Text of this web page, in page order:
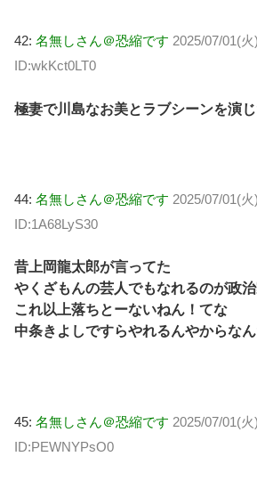
42: 名無しさん＠恐縮です 2025/07/01(
ID:wkKct0LT0
極妻で川島なお美とラブシーンを演
44: 名無しさん＠恐縮です 2025/07/01(
ID:1A68LyS30
昔上岡龍太郎が言ってた
やくざもんの芸人でもなれるのが政
これ以上落ちとーないねん！てな
中条きよしですらやれるんやからな
45: 名無しさん＠恐縮です 2025/07/01(
ID:PEWNYPsO0